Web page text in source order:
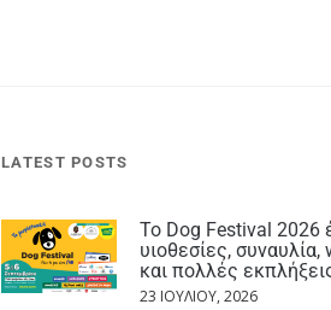
LATEST POSTS
Το Dog Festival 2026
υιοθεσίες,
και πολλές
23 ΙΟΥΛΊΟΥ, 2026